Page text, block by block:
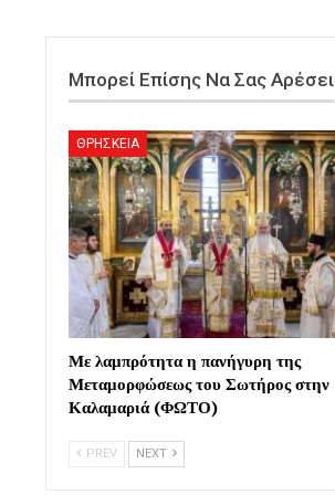
Μπορεί Επίσης Να Σας Αρέσει
ΘΡΗΣΚΕΙΑ
Με λαμπρότητα η πανήγυρη της
Μεταμορφώσεως του Σωτήρος στην
Καλαμαριά (ΦΩΤΟ)
PREV NEXT